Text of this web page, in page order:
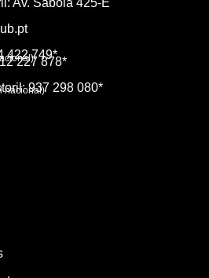
422 749*
227 878*
937 298 080*
nacional)